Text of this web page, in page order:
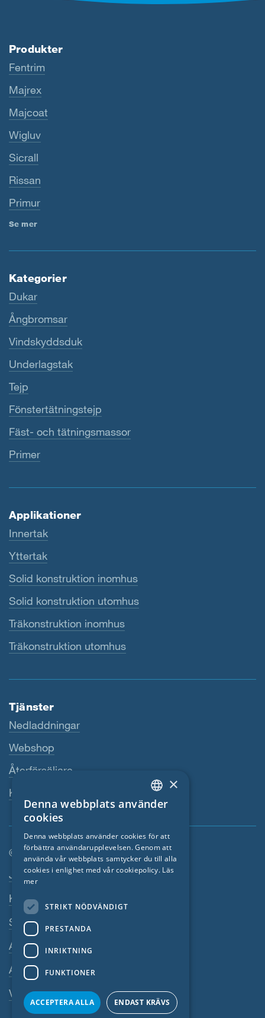
Produkter
Fentrim
Majrex
Majcoat
Wigluv
Sicrall
Rissan
Primur
Se mer
Kategorier
Dukar
Ångbromsar
Vindskyddsduk
Underlagstak
Tejp
Fönstertätningstejp
Fäst- och tätningsmassor
Primer
Applikationer
Innertak
Yttertak
Solid konstruktion inomhus
Solid konstruktion utomhus
Träkonstruktion inomhus
Träkonstruktion utomhus
Tjänster
Nedladdningar
Webshop
Återförsäljare
Kontaktperson
© SIGA 2026
Footer-navigation
Jobb
Kontakta
Sekretesspolicy
Avtryck
Allmänna villkor
Visselblasarsystem
ENGLISH
FRENCH
CZECH
NORWEGIAN
×
Denna webbplats använder
cookies
Denna webbplats använder cookies för att
förbättra användarupplevelsen. Genom att
använda vår webbplats samtycker du till alla
cookies i enlighet med vår cookiepolicy. Läs
mer
STRIKT NÖDVÄNDIGT
PRESTANDA
INRIKTNING
FUNKTIONER
ACCEPTERA ALLA ENDAST KRÄVS